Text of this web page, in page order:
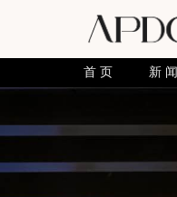
首 页 新 闻